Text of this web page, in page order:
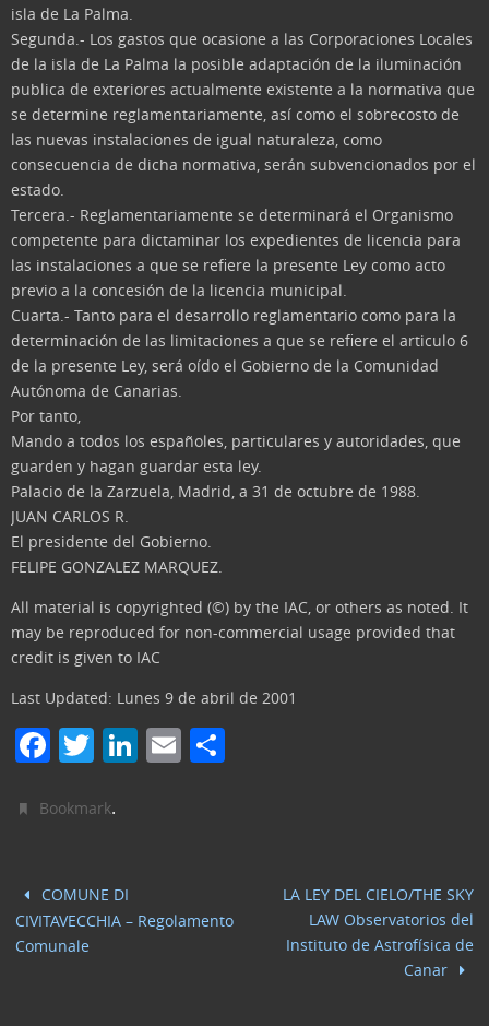
isla de La Palma.
Segunda.- Los gastos que ocasione a las Corporaciones Locales
de la isla de La Palma la posible adaptación de la iluminación
publica de exteriores actualmente existente a la normativa que
se determine reglamentariamente, así como el sobrecosto de
las nuevas instalaciones de igual naturaleza, como
consecuencia de dicha normativa, serán subvencionados por el
estado.
Tercera.- Reglamentariamente se determinará el Organismo
competente para dictaminar los expedientes de licencia para
las instalaciones a que se refiere la presente Ley como acto
previo a la concesión de la licencia municipal.
Cuarta.- Tanto para el desarrollo reglamentario como para la
determinación de las limitaciones a que se refiere el articulo 6
de la presente Ley, será oído el Gobierno de la Comunidad
Autónoma de Canarias.
Por tanto,
Mando a todos los españoles, particulares y autoridades, que
guarden y hagan guardar esta ley.
Palacio de la Zarzuela, Madrid, a 31 de octubre de 1988.
JUAN CARLOS R.
El presidente del Gobierno.
FELIPE GONZALEZ MARQUEZ.
All material is copyrighted (©) by the IAC, or others as noted. It
may be reproduced for non-commercial usage provided that
credit is given to IAC
Last Updated: Lunes 9 de abril de 2001
F
c
b
o
o
T
itt
Li
n
E
di
Bookmark.
COMUNE DI
CIVITAVECCHIA – Regolamento
Comunale
LA LEY DEL CIELO/THE SKY
LAW Observatorios del
Instituto de Astrofísica de
Canar